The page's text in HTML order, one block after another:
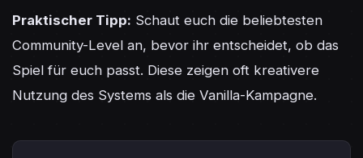
Praktischer Tipp: Schaut euch die beliebtesten
Community-Level an, bevor ihr entscheidet, ob das
Spiel für euch passt. Diese zeigen oft kreativere
Nutzung des Systems als die Vanilla-Kampagne.